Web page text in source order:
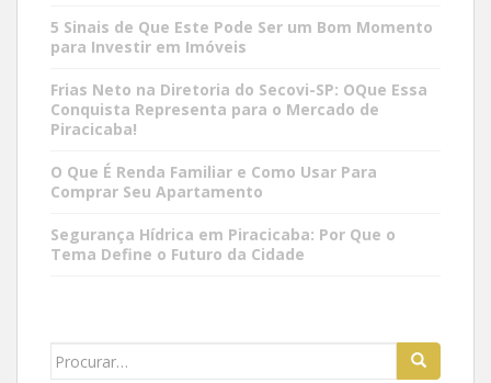
5 Sinais de Que Este Pode Ser um Bom Momento
para Investir em Imóveis
Frias Neto na Diretoria do Secovi-SP: OQue Essa
Conquista Representa para o Mercado de
Piracicaba!
O Que É Renda Familiar e Como Usar Para
Comprar Seu Apartamento
Segurança Hídrica em Piracicaba: Por Que o
Tema Define o Futuro da Cidade
Search